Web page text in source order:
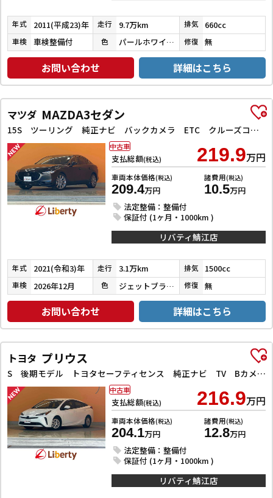
年式 2011(平成23)年 走行 9.7万km 排気 660cc
車検 車検整備付 色 パールホワイトⅢ 修復 無
お問い合わせ 詳細はこちら
マツダ MAZDA3セダン
15S ツーリング 純正ナビ バックカメラ ETC クルーズコントロール 衝突被害軽減ブレーキ 純正アルミホイール 電動リアゲート スマートキー 電動格納ドアミラー ステアリングリモコン アイドリングストップ
支払総額(税込) 219.9万円
車両本体価格(税込)
209.4万円
諸費用(税込)
10.5万円
法定整備：整備付
保証付 (1ヶ月・1000km )
中古車
リバティ鯖江店
年式 2021(令和3)年 走行 3.1万km 排気 1500cc
車検 2026年12月 色 ジェットブラックマイカ 修復 無
お問い合わせ 詳細はこちら
トヨタ プリウス
S 後期モデル トヨタセーフティセンス 純正ナビ TV Bカメラ ETC AC100V電源 クルーズコントロール 革巻きステアリング LEDヘッドライト フォグライト オートハイビーム スマートキー
支払総額(税込) 216.9万円
車両本体価格(税込)
204.1万円
諸費用(税込)
12.8万円
法定整備：整備付
保証付 (1ヶ月・1000km )
中古車
リバティ鯖江店